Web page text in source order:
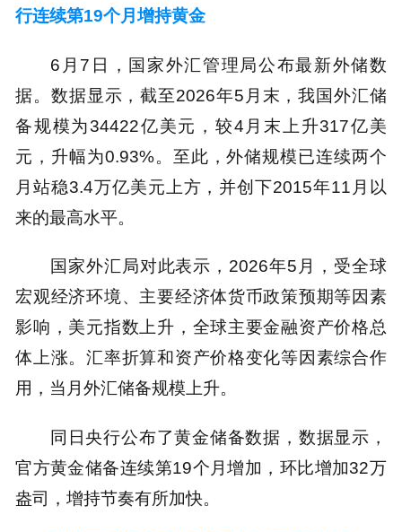
行连续第19个月增持黄金
6月7日，国家外汇管理局公布最新外储数
据。数据显示，截至2026年5月末，我国外汇储
备规模为34422亿美元，较4月末上升317亿美
元，升幅为0.93%。至此，外储规模已连续两个
月站稳3.4万亿美元上方，并创下2015年11月以
来的最高水平。
国家外汇局对此表示，2026年5月，受全球
宏观经济环境、主要经济体货币政策预期等因素
影响，美元指数上升，全球主要金融资产价格总
体上涨。汇率折算和资产价格变化等因素综合作
用，当月外汇储备规模上升。
同日央行公布了黄金储备数据，数据显示，
官方黄金储备连续第19个月增加，环比增加32万
盎司，增持节奏有所加快。